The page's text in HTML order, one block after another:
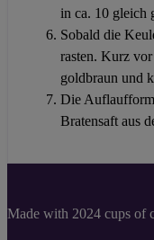
in ca. 10 gleich
Sobald die
rasten. Kurz
goldbraun und
Die
Bratensaft aus
Made with 2024 cups of